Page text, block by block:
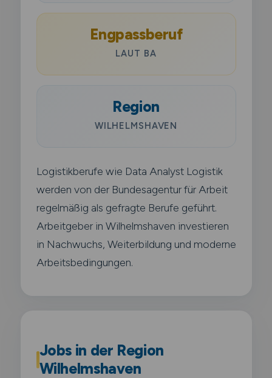
Engpassberuf
LAUT BA
Region
WILHELMSHAVEN
Logistikberufe wie Data Analyst Logistik
werden von der Bundesagentur für Arbeit
regelmäßig als gefragte Berufe geführt.
Arbeitgeber in Wilhelmshaven investieren
in Nachwuchs, Weiterbildung und moderne
Arbeitsbedingungen.
Jobs in der Region
Wilhelmshaven